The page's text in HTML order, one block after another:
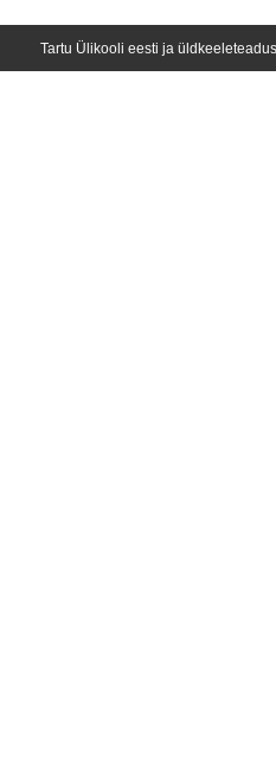
Tartu Ülikooli eesti ja